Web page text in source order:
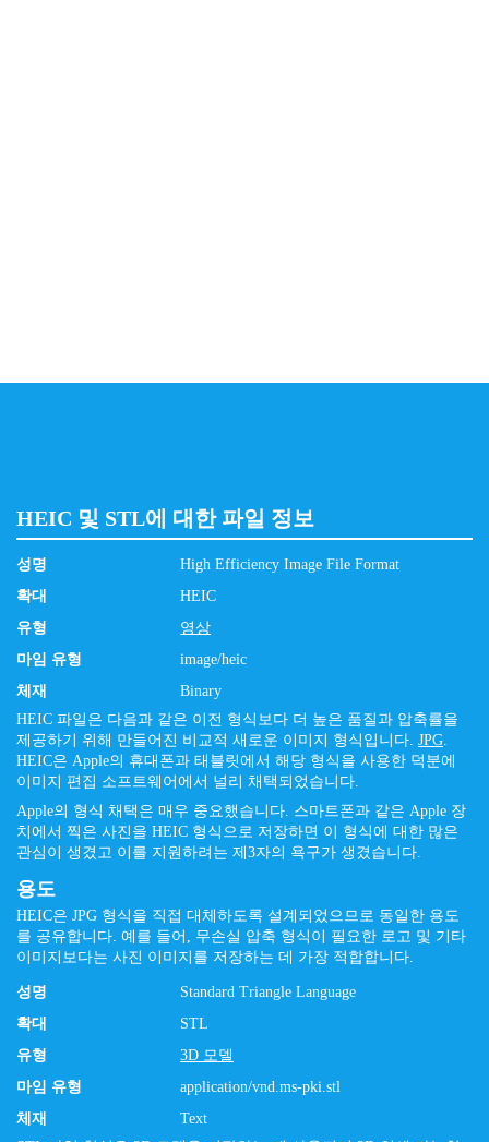
HEIC 및 STL에 대한 파일 정보
성명
High Efficiency Image File Format
확대
HEIC
유형
영상
마임 유형
image/heic
체재
Binary
HEIC 파일은 다음과 같은 이전 형식보다 더 높은 품질과 압축률을
제공하기 위해 만들어진 비교적 새로운 이미지 형식입니다. JPG.
HEIC은 Apple의 휴대폰과 태블릿에서 해당 형식을 사용한 덕분에
이미지 편집 소프트웨어에서 널리 채택되었습니다.
Apple의 형식 채택은 매우 중요했습니다. 스마트폰과 같은 Apple 장
치에서 찍은 사진을 HEIC 형식으로 저장하면 이 형식에 대한 많은
관심이 생겼고 이를 지원하려는 제3자의 욕구가 생겼습니다.
용도
HEIC은 JPG 형식을 직접 대체하도록 설계되었으므로 동일한 용도
를 공유합니다. 예를 들어, 무손실 압축 형식이 필요한 로고 및 기타
이미지보다는 사진 이미지를 저장하는 데 가장 적합합니다.
성명
Standard Triangle Language
확대
STL
유형
3D 모델
마임 유형
application/vnd.ms-pki.stl
체재
Text